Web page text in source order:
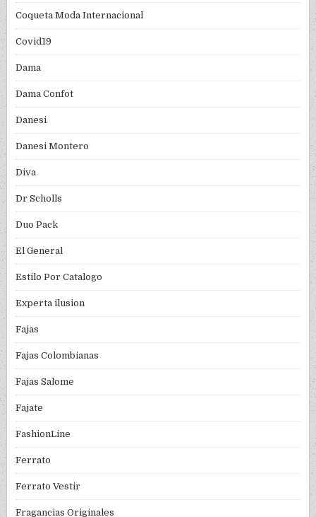
Coqueta Moda Internacional
Covid19
Dama
Dama Confot
Danesi
Danesi Montero
Diva
Dr Scholls
Duo Pack
El General
Estilo Por Catalogo
Experta ilusion
Fajas
Fajas Colombianas
Fajas Salome
Fajate
FashionLine
Ferrato
Ferrato Vestir
Fragancias Originales